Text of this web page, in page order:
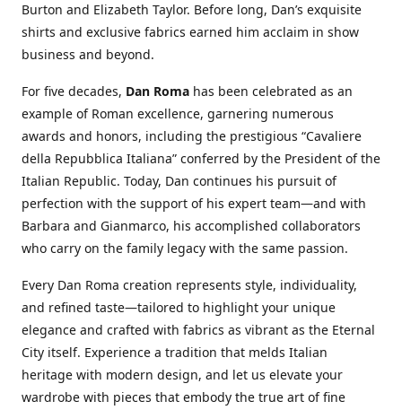
Burton and Elizabeth Taylor. Before long, Dan’s exquisite
shirts and exclusive fabrics earned him acclaim in show
business and beyond.
For five decades, Dan Roma has been celebrated as an
example of Roman excellence, garnering numerous
awards and honors, including the prestigious “Cavaliere
della Repubblica Italiana” conferred by the President of the
Italian Republic. Today, Dan continues his pursuit of
perfection with the support of his expert team—and with
Barbara and Gianmarco, his accomplished collaborators
who carry on the family legacy with the same passion.
Every Dan Roma creation represents style, individuality,
and refined taste—tailored to highlight your unique
elegance and crafted with fabrics as vibrant as the Eternal
City itself. Experience a tradition that melds Italian
heritage with modern design, and let us elevate your
wardrobe with pieces that embody the true art of fine